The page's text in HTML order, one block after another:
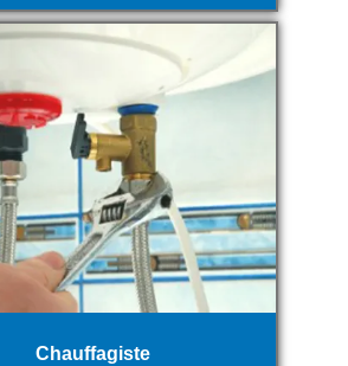
Chauffagiste